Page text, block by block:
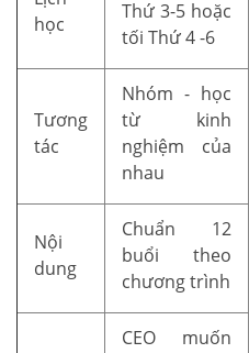
học
Thứ 3-5 hoặc
tối Thứ 4 -6
Tương
tác
Nhóm - học
từ kinh
nghiệm của
nhau
Nội
dung
Chuẩn 12
buổi theo
chương trình
CEO muốn